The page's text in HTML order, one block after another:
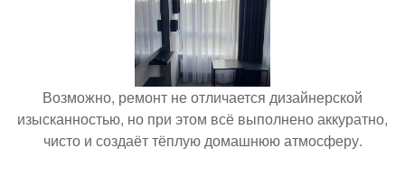
Возможно, ремонт не отличается дизайнерской
изысканностью, но при этом всё выполнено аккуратно,
чисто и создаёт тёплую домашнюю атмосферу.